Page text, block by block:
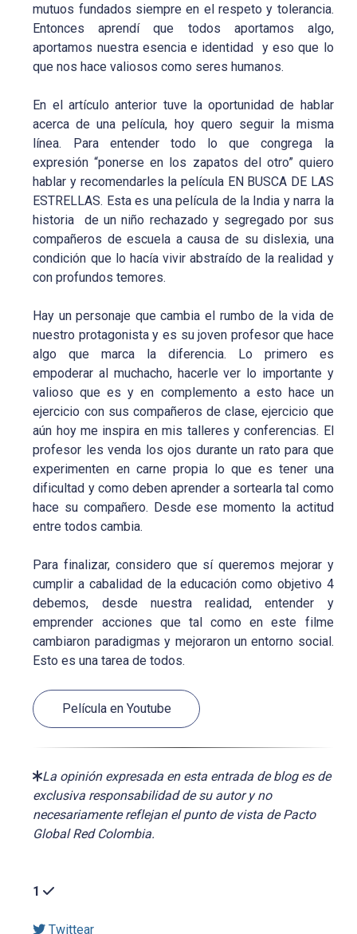
mutuos fundados siempre en el respeto y tolerancia.
Entonces aprendí que todos aportamos algo,
aportamos nuestra esencia e identidad y eso que lo
que nos hace valiosos como seres humanos.
En el artículo anterior tuve la oportunidad de hablar
acerca de una película, hoy quero seguir la misma
línea. Para entender todo lo que congrega la
expresión “ponerse en los zapatos del otro” quiero
hablar y recomendarles la película EN BUSCA DE LAS
ESTRELLAS. Esta es una película de la India y narra la
historia de un niño rechazado y segregado por sus
compañeros de escuela a causa de su dislexia, una
condición que lo hacía vivir abstraído de la realidad y
con profundos temores.
Hay un personaje que cambia el rumbo de la vida de
nuestro protagonista y es su joven profesor que hace
algo que marca la diferencia. Lo primero es
empoderar al muchacho, hacerle ver lo importante y
valioso que es y en complemento a esto hace un
ejercicio con sus compañeros de clase, ejercicio que
aún hoy me inspira en mis talleres y conferencias. El
profesor les venda los ojos durante un rato para que
experimenten en carne propia lo que es tener una
dificultad y como deben aprender a sortearla tal como
hace su compañero. Desde ese momento la actitud
entre todos cambia.
Para finalizar, considero que sí queremos mejorar y
cumplir a cabalidad de la educación como objetivo 4
debemos, desde nuestra realidad, entender y
emprender acciones que tal como en este filme
cambiaron paradigmas y mejoraron un entorno social.
Esto es una tarea de todos.
Película en Youtube
La opinión expresada en esta entrada de blog es de
exclusiva responsabilidad de su autor y no
necesariamente reflejan el punto de vista de Pacto
Global Red Colombia.
1
Twittear